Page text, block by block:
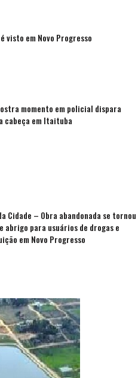
visto em Novo Progresso
momento em policial dispara
cabeça em Itaituba
Cidade – Obra abandonada se tornou
abrigo para usuários de drogas e
em Novo Progresso